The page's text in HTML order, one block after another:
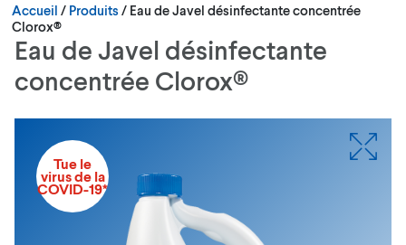
Accueil / Produits Courant:
Eau de Javel désinfectante concentrée
Clorox®
Eau de Javel désinfectante
concentrée Clorox®
Tue le
virus de la
COVID-19*